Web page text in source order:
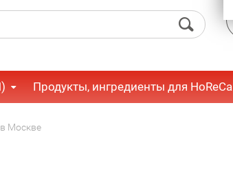
Продукты, ингредиенты для HoReCa
Москве